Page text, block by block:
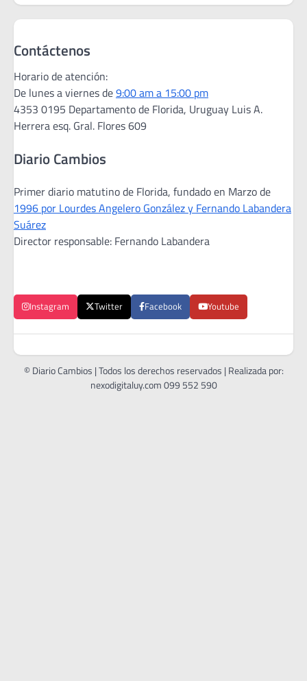
Contáctenos
Horario de atención:
De lunes a viernes de9:00 am a 15:00 pm
4353 0195 Departamento de Florida, Uruguay Luis A.
Herrera esq. Gral. Flores 609
Diario Cambios
Primer diario matutino de Florida, fundado en Marzo de
1996 por Lourdes Angelero González y Fernando Labandera
Suárez
Director responsable: Fernando Labandera
Instagram Twitter Facebook Youtube